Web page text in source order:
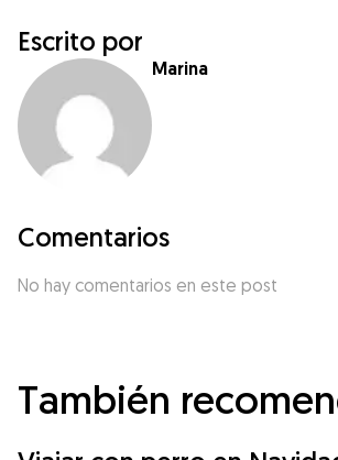
Escrito por
Marina
Comentarios
No hay comentarios en este post
También